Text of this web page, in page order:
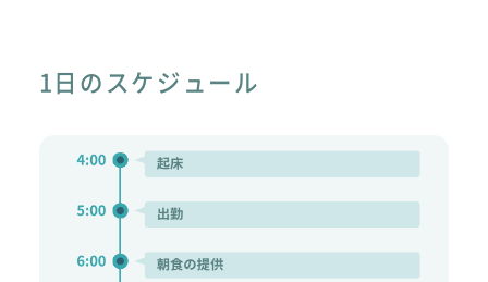
1日のスケジュール